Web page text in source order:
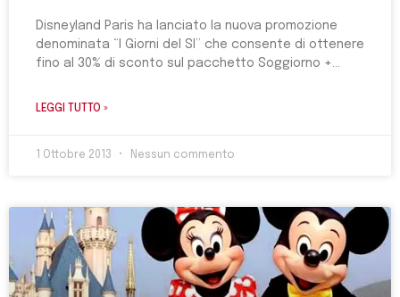
Disneyland Paris ha lanciato la nuova promozione
denominata “I Giorni del SI” che consente di ottenere
fino al 30% di sconto sul pacchetto Soggiorno +
LEGGI TUTTO »
1 Ottobre 2013 Nessun commento